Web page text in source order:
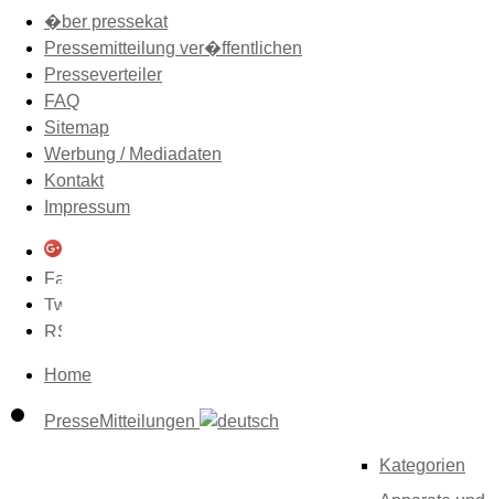
�ber pressekat
Pressemitteilung ver�ffentlichen
Presseverteiler
FAQ
Sitemap
Werbung / Mediadaten
Kontakt
Impressum
Home
PresseMitteilungen
Kategorien